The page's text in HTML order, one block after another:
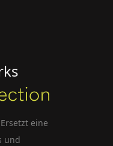
eine
und